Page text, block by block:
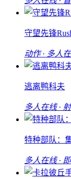
守望先锋
动作 · 多人
逃离鸭科夫
多人在线 ·
特种部队：
多人在线 ·